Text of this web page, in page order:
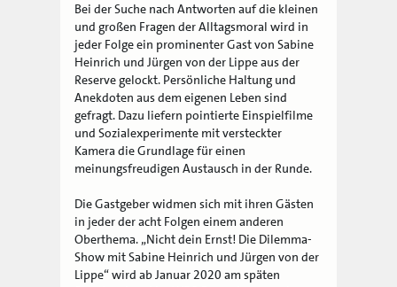
Bei der Suche nach Antworten auf die kleinen
und großen Fragen der Alltagsmoral wird in
jeder Folge ein prominenter Gast von Sabine
Heinrich und Jürgen von der Lippe aus der
Reserve gelockt. Persönliche Haltung und
Anekdoten aus dem eigenen Leben sind
gefragt. Dazu liefern pointierte Einspielfilme
und Sozialexperimente mit versteckter
Kamera die Grundlage für einen
meinungsfreudigen Austausch in der Runde.
Die Gastgeber widmen sich mit ihren Gästen
in jeder der acht Folgen einem anderen
Oberthema. „Nicht dein Ernst! Die Dilemma-
Show mit Sabine Heinrich und Jürgen von der
Lippe“ wird ab Januar 2020 am späten